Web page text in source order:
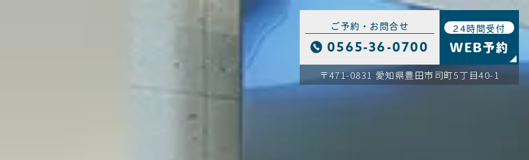
ご予約・お問合せ
0565-36-0700
24時間受付
WEB予約
〒471-0831 愛知県豊田市司町5丁目40-1